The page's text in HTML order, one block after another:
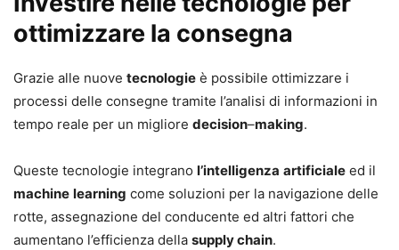
ottimizzare la consegna
Grazie alle nuove tecnologie è possibile ottimizzare i
processi delle consegne tramite l’analisi di informazioni in
tempo reale per un migliore decision–making.
Queste tecnologie integrano l’intelligenza artificiale ed il
machine learning come soluzioni per la navigazione delle
rotte, assegnazione del conducente ed altri fattori che
aumentano l’efficienza della supply chain.